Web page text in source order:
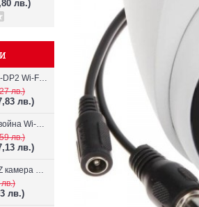
лв.)
2MP Ezviz CS-DP2 Wi-Fi видеодомофон
лв.)
лв.)
5MP + 5MP Двойна Wi-Fi IP камера с два обектива Ezviz CS-H9c
лв.)
лв.)
2MP Wi-Fi PTZ камерa с микрофон и говорител Ezviz CS-TY1
лв.)